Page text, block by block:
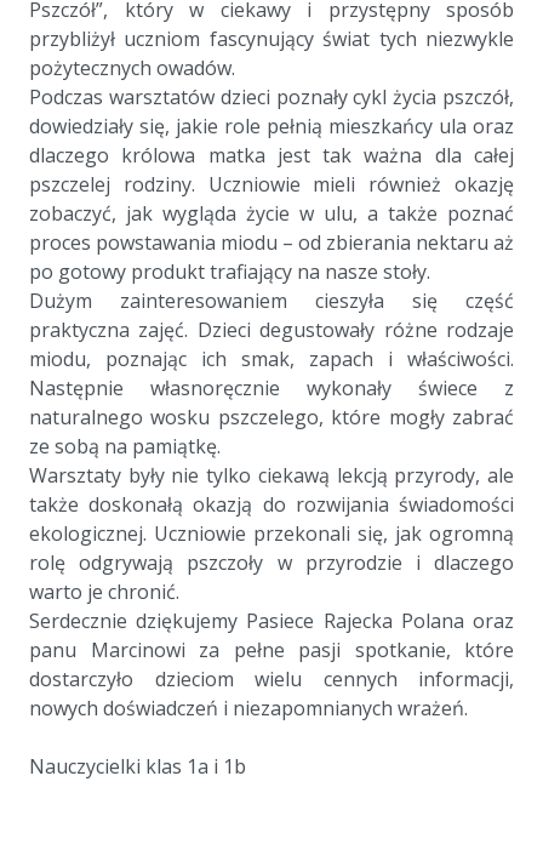
Pszczół”, który w ciekawy i przystępny sposób
przybliżył uczniom fascynujący świat tych niezwykle
pożytecznych owadów.
Podczas warsztatów dzieci poznały cykl życia pszczół,
dowiedziały się, jakie role pełnią mieszkańcy ula oraz
dlaczego królowa matka jest tak ważna dla całej
pszczelej rodziny. Uczniowie mieli również okazję
zobaczyć, jak wygląda życie w ulu, a także poznać
proces powstawania miodu – od zbierania nektaru aż
po gotowy produkt trafiający na nasze stoły.
Dużym zainteresowaniem cieszyła się część
praktyczna zajęć. Dzieci degustowały różne rodzaje
miodu, poznając ich smak, zapach i właściwości.
Następnie własnoręcznie wykonały świece z
naturalnego wosku pszczelego, które mogły zabrać
ze sobą na pamiątkę.
Warsztaty były nie tylko ciekawą lekcją przyrody, ale
także doskonałą okazją do rozwijania świadomości
ekologicznej. Uczniowie przekonali się, jak ogromną
rolę odgrywają pszczoły w przyrodzie i dlaczego
warto je chronić.
Serdecznie dziękujemy Pasiece Rajecka Polana oraz
panu Marcinowi za pełne pasji spotkanie, które
dostarczyło dzieciom wielu cennych informacji,
nowych doświadczeń i niezapomnianych wrażeń.
Nauczycielki klas 1a i 1b